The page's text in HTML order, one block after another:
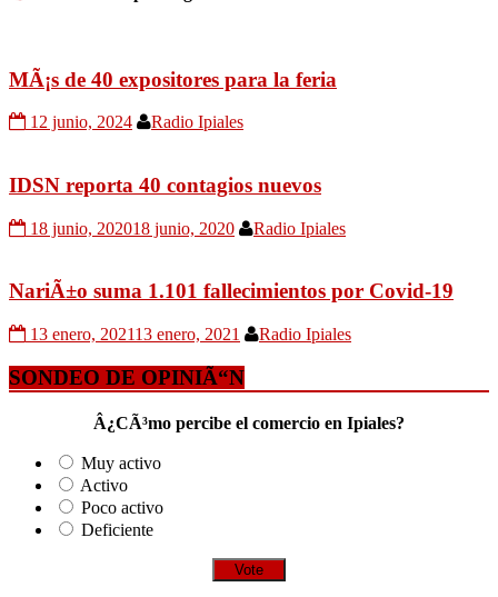
MÃ¡s de 40 expositores para la feria
12 junio, 2024 Radio Ipiales
IDSN reporta 40 contagios nuevos
18 junio, 202018 junio, 2020 Radio Ipiales
NariÃ±o suma 1.101 fallecimientos por Covid-19
13 enero, 202113 enero, 2021 Radio Ipiales
SONDEO DE OPINIÃ“N
Â¿CÃ³mo percibe el comercio en Ipiales?
Muy activo
Activo
Poco activo
Deficiente